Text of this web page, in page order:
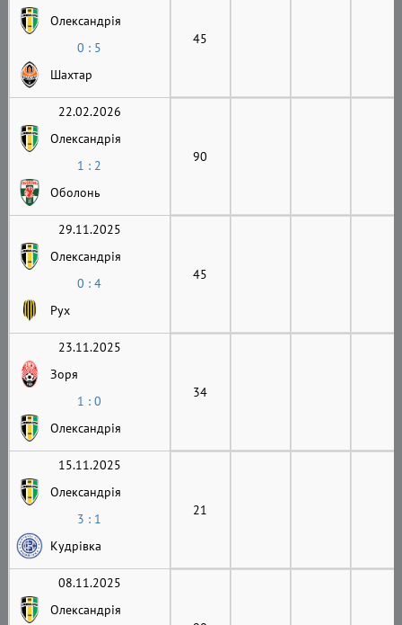
Олександрія
0 : 5
Шахтар
45
22.02.2026
Олександрія
1 : 2
Оболонь
90
29.11.2025
Олександрія
0 : 4
Рух
45
23.11.2025
Зоря
1 : 0
Олександрія
34
15.11.2025
Олександрія
3 : 1
Кудрівка
21
08.11.2025
Олександрія